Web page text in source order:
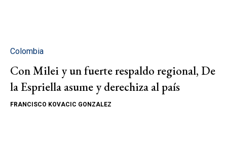
Colombia
Con Milei y un fuerte respaldo regional, De
la Espriella asume y derechiza al país
FRANCISCO KOVACIC GONZALEZ